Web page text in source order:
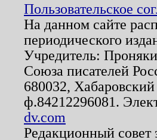
Пользовательское
На данном сайте
периодического
Учредитель:
Союза писателей
680032,
ф.84212296081.
dv.com
Редакционный совет